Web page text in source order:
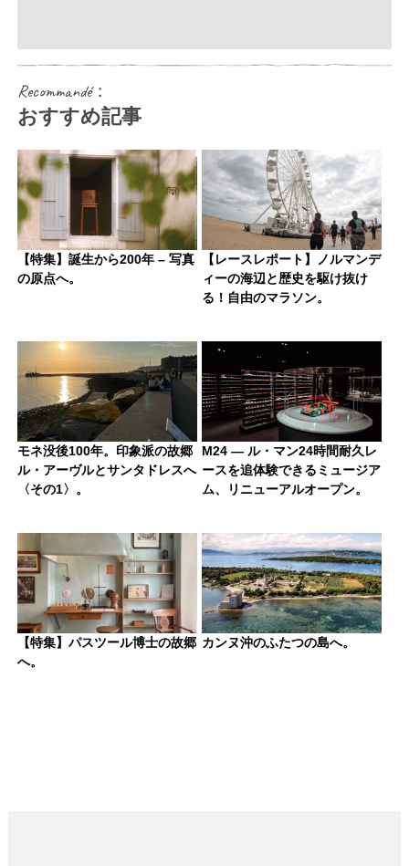
Recommandé：
おすすめ記事
【特集】誕生から200年 – 写真
の原点へ。
【レースレポート】ノルマンデ
ィーの海辺と歴史を駆け抜け
る！自由のマラソン。
モネ没後100年。印象派の故郷
ル・アーヴルとサンタドレスへ
〈その1〉。
M24 — ル・マン24時間耐久レ
ースを追体験できるミュージア
ム、リニューアルオープン。
【特集】パスツール博士の故郷
へ。
カンヌ沖のふたつの島へ。